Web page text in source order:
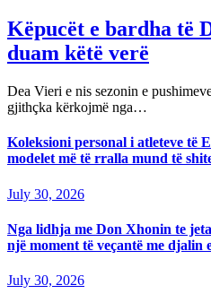
Këpucët e bardha të
duam këtë verë
Dea Vieri e nis sezonin e
gjithçka kërkojmë nga…
Koleksioni personal i atleteve të
modelet më të rralla mund të
July 30, 2026
Nga lidhja me Don Xhonin te
një moment të veçantë me djalin
July 30, 2026